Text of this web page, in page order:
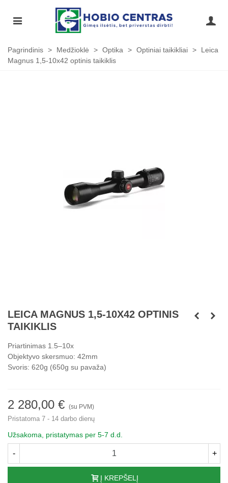
Pagrindinis > Medžioklė > Optika > Optiniai taikikliai >
Leica
Magnus 1,5-10x42 optinis taikiklis
LEICA MAGNUS 1,5-10X42 OPTINIS
TAIKIKLIS
Priartinimas 1.5–10x
Objektyvo skersmuo: 42mm
Svoris: 620g (650g su pavaža)
2 280,00 € (su PVM)
Pristatoma 7 - 14 darbo dienų
Užsakoma, pristatymas per 5-7 d.d.
- +
Į KREPŠELĮ